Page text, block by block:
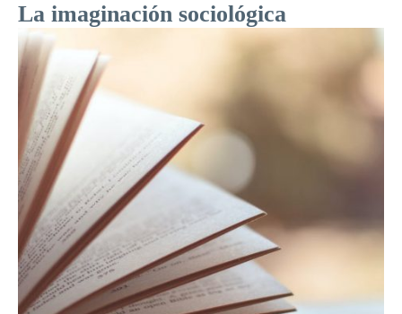
La imaginación sociológica